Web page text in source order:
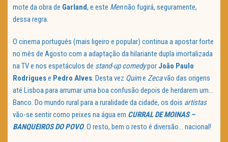
mote da obra de Garland, e este Mennão fugirá, seguramente,
dessa regra.
O cinema português (mais ligeiro e popular) continua a apostar forte
no mês de Agosto com a adaptação da hilariante dupla imortalizada
na TV e nos espetáculos de stand-up comedypor João Paulo
Rodriguese Pedro Alves . Desta vez Quime Zecavão das origens
até Lisboa para arrumar uma boa confusão depois de herdarem um…
Banco. Do mundo rural para a ruralidade da cidade, os dois artistas
vão-se sentir como peixes na água em CURRAL DE MOINAS –
BANQUEIROS DO POVO. O resto, bem o resto é diversão… nacional!